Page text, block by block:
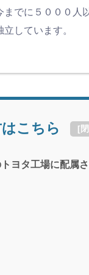
でに５０００人
しています。
こちら [
ヨタ工場に配属